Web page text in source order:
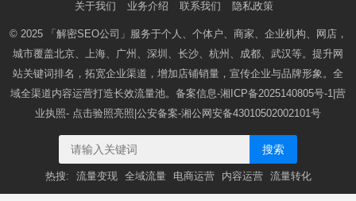
关于我们 业务介绍 联系我们 隐私政策
© 2025 「解密SEO公司」 服务于个人、个体户、商家、企业机构、网店，
城市覆盖北京、上海、广州、深圳、长沙、杭州、成都、武汉等。提升网
站关键词排名，拓宽企业渠道，增加店铺销量，宣传企业与品牌形象。全
域全渠道内容运营打造长效流量池。备案信息-湘ICP备2025140805号-1 |营
业执照- 点击验照亮照 |公安备案-湘公网安备43010502002101号
搜索
热搜: 流量变现 全域流量 电商运营 内容运营 流量转化